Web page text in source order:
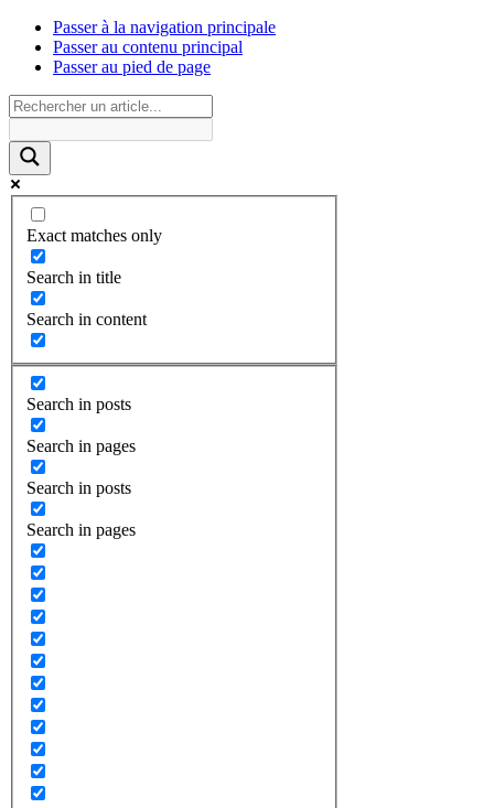
Passer à la navigation principale
Passer au contenu principal
Passer au pied de page
Exact matches only
Search in title
Search in content
Search in posts
Search in pages
Search in posts
Search in pages